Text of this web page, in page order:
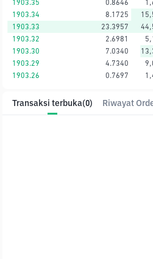
1903.35
0.8646
1903.34
8.1725
1903.33
23.3957
1903.32
2.6981
1903.30
7.0340
1903.29
4.7340
1903.26
0.7697
Transaksi terbuka(0) Riwayat